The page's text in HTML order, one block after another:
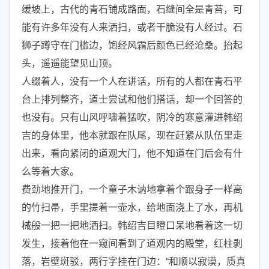
缓坡上，古代的青石铺成路面，石缝间全是青苔，可
能有许多年没有人来洒扫，或者干脆没有人经过。石
狮子蹲守在门槛边，饱经风霜后颜色已经沧桑。抬起
头，遥遥能望见山顶。
人缀着人，没有一个人在讲话，所有的人都在青石平
台上排列整齐，道士尝试和他们搭话，却一个回答的
也没有。只有山风呼啸着猛吹，阴冷的寒意灌进韩绍
吉的身体里，他本就跟在队尾，现在赶紧从队伍里走
出来，看向紧闭的道观大门，他不知道在门后会有什
么等着大家。
费劲地推开门，一个童子木讷地拿着个跟身子一样高
的竹扫帚，手里提着一壶水，给地面浇上了水，再机
械般一把一把地洒扫。韩绍吉目瞪口呆地看着这一切
发生，接着他在一窥间看到了道观内的殿堂，红柱剥
落，岩壁斑驳，两行字挂在门边：“和顺以寂漠，质真